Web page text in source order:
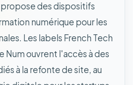
des dispositifs
numérique pour les
Les labels French Tech
Num ouvrent l'accès à des
à la refonte de site, au